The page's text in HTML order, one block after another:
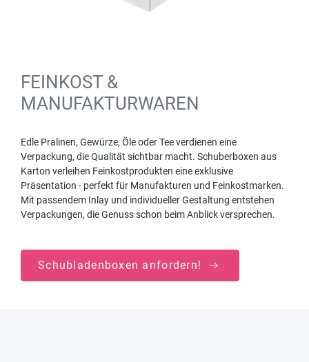
FEINKOST &
MANUFAKTURWAREN
Edle Pralinen, Gewürze, Öle oder Tee verdienen eine
Verpackung, die Qualität sichtbar macht. Schuberboxen aus
Karton verleihen Feinkostprodukten eine exklusive
Präsentation - perfekt für Manufakturen und Feinkostmarken.
Mit passendem Inlay und individueller Gestaltung entstehen
Verpackungen, die Genuss schon beim Anblick versprechen.
Schubladenboxen anfordern!